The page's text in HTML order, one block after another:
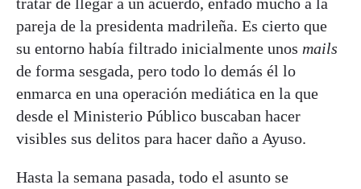
pareja de la presidenta madrileña. Es cierto que
su entorno había filtrado inicialmente unos mails
de forma sesgada, pero todo lo demás él lo
enmarca en una operación mediática en la que
desde el Ministerio Público buscaban hacer
visibles sus delitos para hacer daño a Ayuso.
Hasta la semana pasada, todo el asunto se